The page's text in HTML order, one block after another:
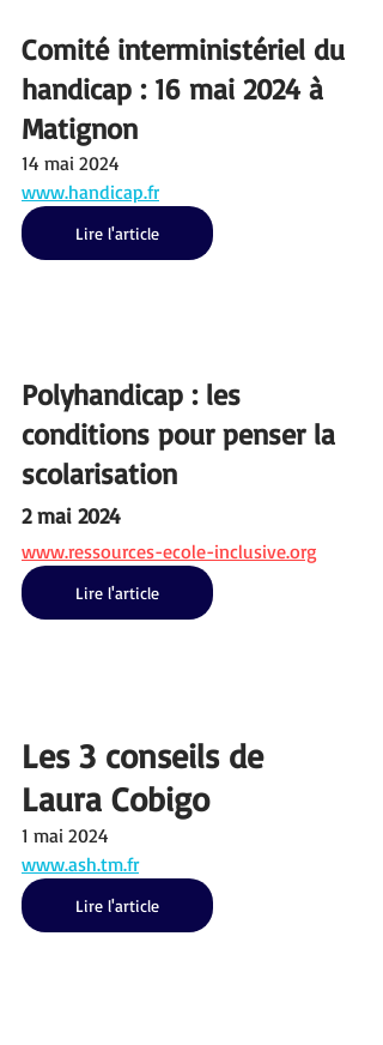
Comité interministériel du
handicap : 16 mai 2024 à
Matignon
14 mai 2024
www.handicap.fr
Lire l'article
Polyhandicap : les
conditions pour penser la
scolarisation
2 mai 2024
www.ressources-ecole-inclusive.org
Lire l'article
Les 3 conseils de
Laura Cobigo
1 mai 2024
www.ash.tm.fr
Lire l'article